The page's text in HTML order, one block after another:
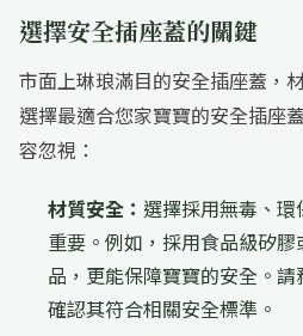
選擇安全插座蓋的關鍵
市面上琳琅滿目的安全插座蓋，
選擇最適合您家寶寶的安全插座
容忽視：
材質安全： 選擇採用無毒、
重要。例如，採用食品級矽
品，更能保障寶寶的安全。請
確認其符合相關安全標準。